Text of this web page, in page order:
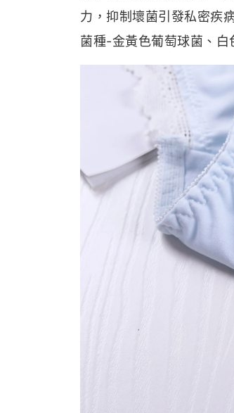
力，抑制壞菌引發私密疾
菌種-金黃色葡萄球菌、白